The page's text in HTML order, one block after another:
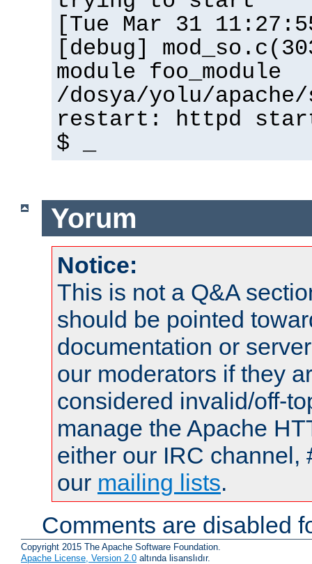
[Tue Mar 31
[debug]
module foo_module
/dosya/yolu/
restart: httpd
$ _
Yorum
Notice:
This is not a Q&A
should be pointed
documentation or
our moderators if they
considered invalid/off-
manage the Apache
either our IRC channel,
our mailing lists.
Comments are disabled
Copyright 2015 The Apache Software Foundation.
Apache License, Version 2.0 altında lisanslıdır.